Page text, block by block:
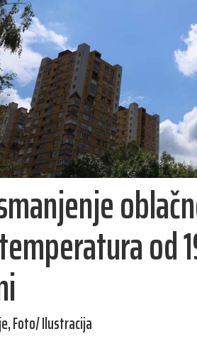
od
Foto/ Ilustracija